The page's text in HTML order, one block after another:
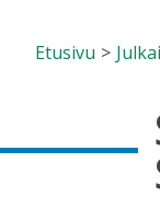
Etusivu >